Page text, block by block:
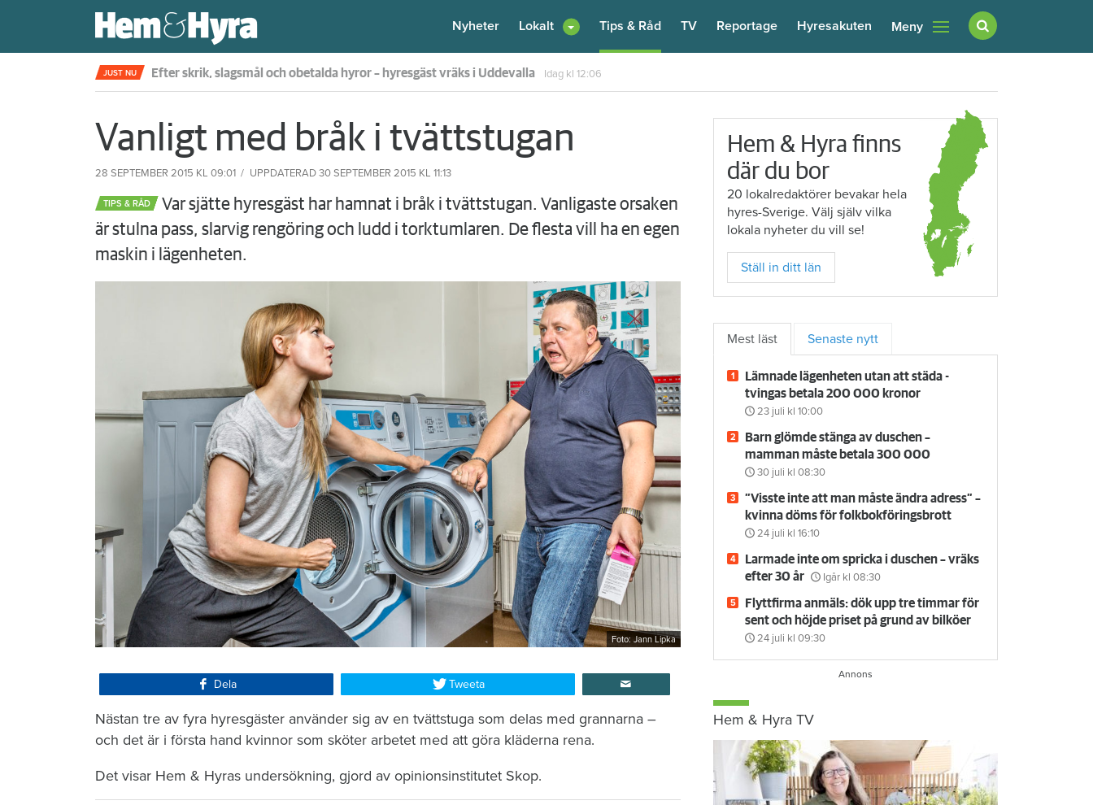
Nyheter Lokalt Tips & Råd TV Reportage Hyresakuten Meny
JUST NU Fjärde året i rad – nu sätter skiljemän hyran för 172 000 hushåll Igår kl 17:55
Vanligt med bråk i tvättstugan
28 SEPTEMBER 2015 KL 09:01 UPPDATERAD 30 SEPTEMBER 2015 KL 11:13
TIPS & RÅD
Var sjätte hyresgäst har hamnat i bråk i tvättstugan. Vanligaste orsaken
är stulna pass, slarvig rengöring och ludd i torktumlaren. De flesta vill ha en egen
maskin i lägenheten.
Foto: Jann Lipka
Dela Tweeta
Nästan tre av fyra hyresgäster använder sig av en tvättstuga som delas med grannarna –
och det är i första hand kvinnor som sköter arbetet med att göra kläderna rena.
Det visar Hem & Hyras undersökning, gjord av opinionsinstitutet Skop.
Hem & Hyra finns
där du bor
20 lokalredaktörer bevakar hela
hyres-Sverige. Välj själv vilka
lokala nyheter du vill se!
Ställ in ditt län
Mest läst Senaste nytt
Lämnade lägenheten utan att städa -
tvingas betala 200 000 kronor
23 juli kl 10:00
Barn glömde stänga av duschen –
mamman måste betala 300 000
30 juli kl 08:30
”Visste inte att man måste ändra adress” –
kvinna döms för folkbokföringsbrott
24 juli kl 16:10
Larmade inte om spricka i duschen – vräks
efter 30 år
Igår kl 08:30
Flyttfirma anmäls: dök upp tre timmar för
sent och höjde priset på grund av bilköer
24 juli kl 09:30
Hem & Hyra TV